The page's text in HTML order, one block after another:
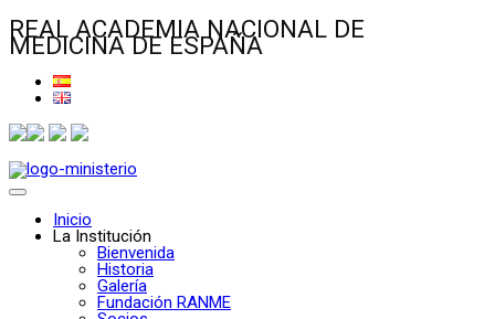
REAL ACADEMIA NACIONAL DE
MEDICINA DE ESPAÑA
Inicio
La Institución
Bienvenida
Historia
Galería
Fundación RANME